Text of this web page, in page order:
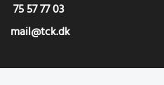
75 57 77 03
mail@tck.dk